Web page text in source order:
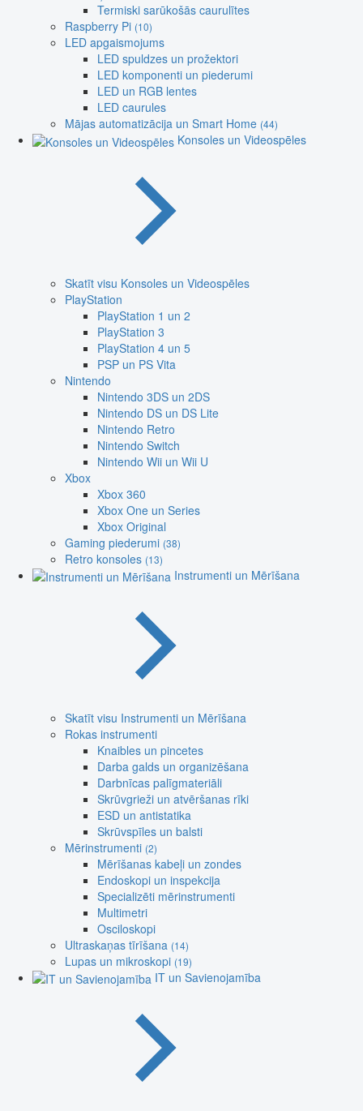
Termiski sarūkošās caurulītes
Raspberry Pi (10)
LED apgaismojums
LED spuldzes un prožektori
LED komponenti un piederumi
LED un RGB lentes
LED caurules
Mājas automatizācija un Smart Home (44)
Konsoles un Videospēles
Skatīt visu Konsoles un Videospēles
PlayStation
PlayStation 1 un 2
PlayStation 3
PlayStation 4 un 5
PSP un PS Vita
Nintendo
Nintendo 3DS un 2DS
Nintendo DS un DS Lite
Nintendo Retro
Nintendo Switch
Nintendo Wii un Wii U
Xbox
Xbox 360
Xbox One un Series
Xbox Original
Gaming piederumi (38)
Retro konsoles (13)
Instrumenti un Mērīšana
Skatīt visu Instrumenti un Mērīšana
Rokas instrumenti
Knaibles un pincetes
Darba galds un organizēšana
Darbnīcas palīgmateriāli
Skrūvgrieži un atvēršanas rīki
ESD un antistatika
Skrūvspīles un balsti
Mērinstrumenti (2)
Mērīšanas kabeļi un zondes
Endoskopi un inspekcija
Specializēti mērinstrumenti
Multimetri
Osciloskopi
Ultraskaņas tīrīšana (14)
Lupas un mikroskopi (19)
IT un Savienojamība